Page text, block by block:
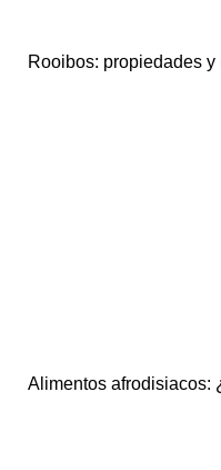
Rooibos: propiedades
Alimentos afrodisiacos: